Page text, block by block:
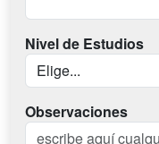
Nivel de Estudios
Observaciones